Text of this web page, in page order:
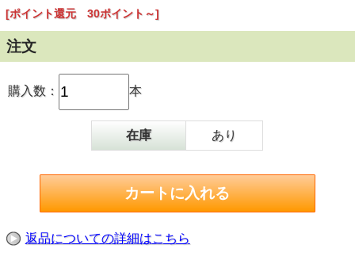
[ポイント還元 30ポイント～]
注文
購入数： 本
在庫 あり
返品についての詳細はこちら